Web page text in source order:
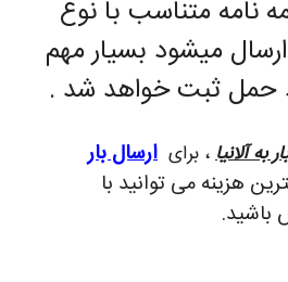
نامه متناسب با نوع
ارسال میشود بسیار مهم
حمل ثبت خواهد شد .
به آلانیا، برای ارسال بار
هزینه می توانید با
باشید.